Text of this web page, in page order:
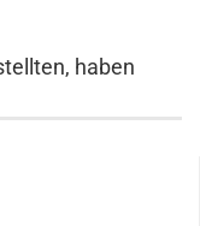
haben